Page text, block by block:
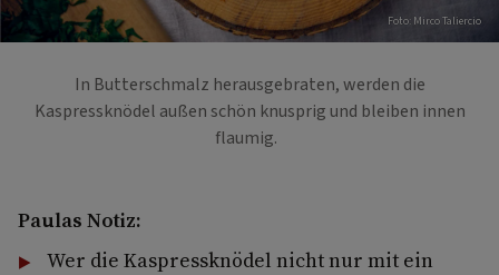
Foto: Mirco Taliercio
In Butterschmalz herausgebraten, werden die
Kaspressknödel außen schön knusprig und bleiben innen
flaumig.
Paulas Notiz:
Wer die ­Kaspressknödel nicht nur mit ein